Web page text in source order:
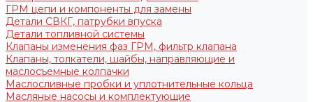
ГРМ цепи и компоненты для замены
Детали СВКГ, патрубки впуска
Детали топливной системы
Клапаны изменения фаз ГРМ, фильтр клапана
Клапаны, толкатели, шайбы, направляющие и
маслосъемные колпачки
Маслосливные пробки и уплотнительные кольца
Масляные насосы и комплектующие